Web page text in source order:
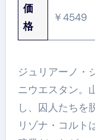
価
格
￥4549
ジュリアーノ・
ニウエスタン。
し、囚人たちを
リゾナ・コルト